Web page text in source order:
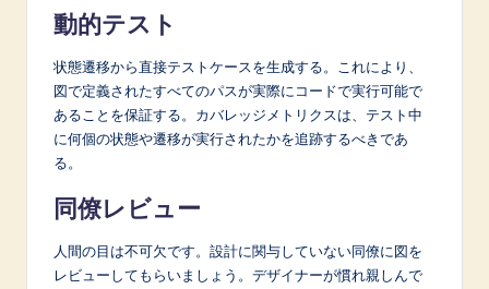
動的テスト
状態遷移から直接テストケースを生成する。これにより、
図で定義されたすべてのパスが実際にコードで実行可能で
あることを保証する。カバレッジメトリクスは、テスト中
に何個の状態や遷移が実行されたかを追跡するべきであ
る。
同僚レビュー
人間の目は不可欠です。設計に関与していない同僚に図を
レビューしてもらいましょう。デザイナーが慣れ親しんで